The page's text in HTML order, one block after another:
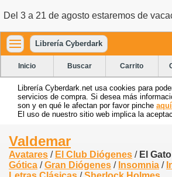
Del 3 a 21 de agosto estaremos de
Librería Cyberdark
Inicio Buscar Carrito
Librería Cyberdark.net usa cookies para
servicios de compra. Si desea más
son y en qué le afectan por favor pinche aquí
El uso de nuestro sitio web implica la
Valdemar
Avatares / El Club Diógenes / El
Gótica /Gran Diógenes / Insomnia /